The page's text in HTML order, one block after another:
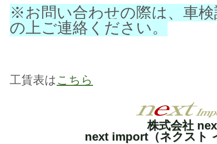
※お問い合わせの際は、車
の上ご連絡ください。
工賃表は こちら
株式会社
next import（ネクスト